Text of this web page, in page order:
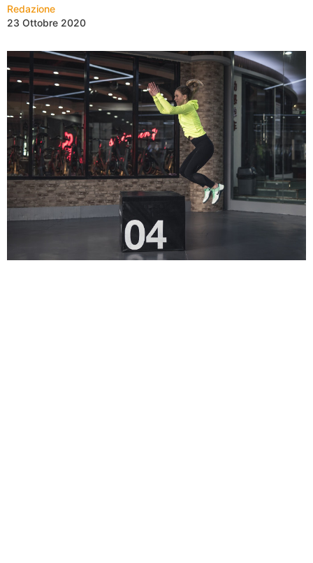
Redazione
23 Ottobre 2020